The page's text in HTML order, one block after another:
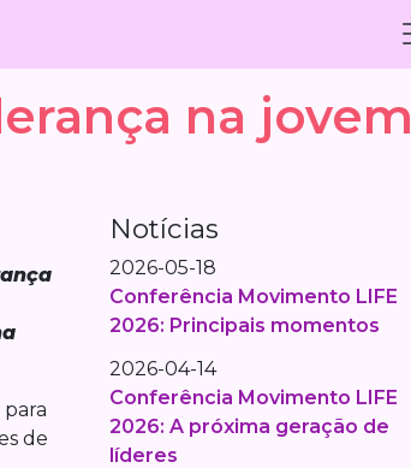
na jovem
de
Notícias
2026-05-18
Conferência Movimento LIFE
2026: Principais momentos
2026-04-14
Conferência Movimento LIFE
2026: A próxima geração de
líderes